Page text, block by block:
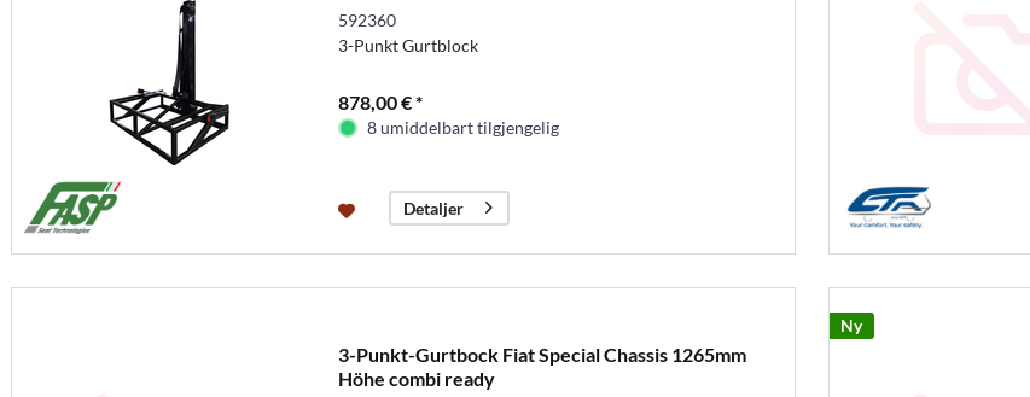
592360
3-Punkt Gurtblock
878,00 € *
8 umiddelbart tilgjengelig
Detaljer
3-Punkt-Gurtbock Fiat Special Chassis 1265mm
Höhe combi ready
Ny